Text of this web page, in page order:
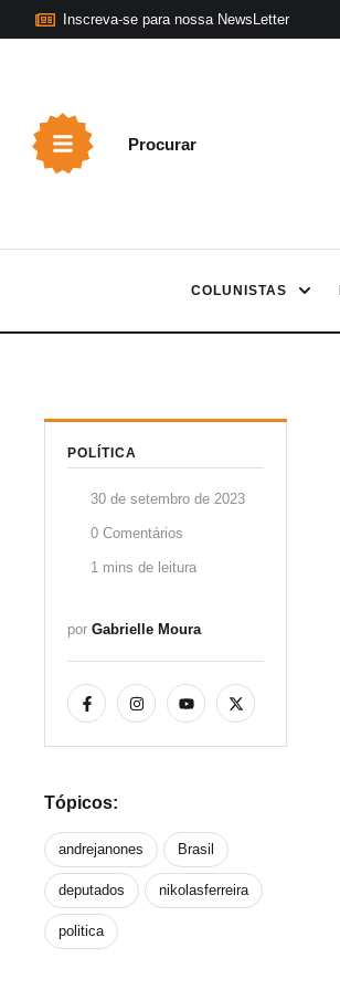
Inscreva-se para nossa NewsLetter
Procurar
COLUNISTAS
POLÍTICA
30 de setembro de 2023
0 Comentários
1 mins de leitura
por Gabrielle Moura
Tópicos:
andrejanones Brasil
deputados nikolasferreira
politica